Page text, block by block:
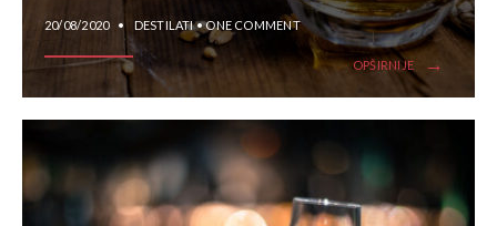
20/08/2020 • DESTILATI• ONE COMMENT
OPŠIRNIJE →